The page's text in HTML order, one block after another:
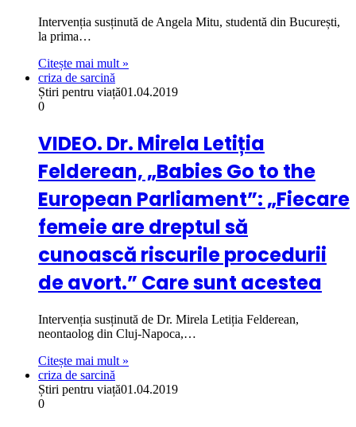
Intervenția susținută de Angela Mitu, studentă din București,
la prima…
Citește mai mult »
criza de sarcină
Știri pentru viață01.04.2019
0
VIDEO. Dr. Mirela Letiția
Felderean, „Babies Go to the
European Parliament”: „Fiecare
femeie are dreptul să
cunoască riscurile procedurii
de avort.” Care sunt acestea
Intervenția susținută de Dr. Mirela Letiția Felderean,
neontaolog din Cluj-Napoca,…
Citește mai mult »
criza de sarcină
Știri pentru viață01.04.2019
0